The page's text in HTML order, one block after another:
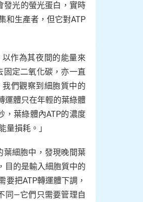
發光的螢光蛋白，實時
和生產者，但它對ATP
作為其夜間的能量來
固定二氧化碳，亦一直
們觀察到細胞質中的
運體只在年輕的葉綠體
，葉綠體內ATP的濃度
量損耗。」
葉細胞中，發現晚間葉
目的是輸入細胞質中的
把ATP轉運體下調，
同—它們只需要管理自